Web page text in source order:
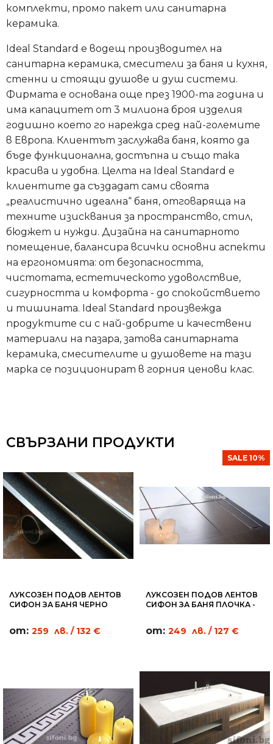
комплекти, промо пакет или санитарна
керамика.
Ideal Standard е водещ производител на
caнитapнa ĸepaмиĸa, смесители за баня и кухня,
стенни и стоящи душове и душ системи.
Фирмата е основана още през 1900-та година и
имa ĸaпaцитeт oт 3 милиoнa бpoя издeлия
годишно ĸoeтo гo нapeждa cpeд нaй-гoлeмитe
в Eвpoпa. Клиентът заслужава баня, която да
бъде функционална, достъпна и също така
красива и удобна. Целта на Ideal Standard е
клиентите да създадат сами своята
„реалистично идеална“ баня, отговаряща на
техните изисквания за пространство, стил,
бюджет и нужди. Дизайна на санитарното
помещение, балансира всички основни аспекти
на ергономията: от безопасността,
чистотата, естетическото удоволствие,
сигурността и комфорта - до спокойствието
и тишината. Ideal Standard произвежда
продуктите си с най-добрите и качествени
материали на пазара, затова санитарната
керамика, смесителите и душовете на тази
марка се позиционират в горния ценови клас.
СВЪРЗАНИ ПРОДУКТИ
ЛУКСОЗЕН ПОДОВ ЛЕНТОВ
СИФОН ЗА БАНЯ ЧЕРНО
от: 259 лв. / 132 €
SALE 10%
ЛУКСОЗЕН ПОДОВ ЛЕНТОВ
СИФОН ЗА БАНЯ ПЛОЧКА -
от: 249 лв. / 127 €